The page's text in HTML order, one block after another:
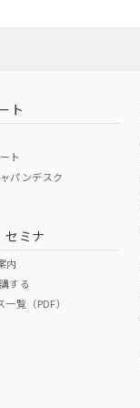
O
ページへ
ください
ト
ト
パンデスク
セミナ
内
する
覧（PDF）